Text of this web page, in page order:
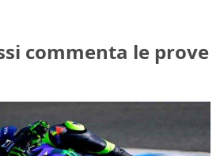
commenta le prove